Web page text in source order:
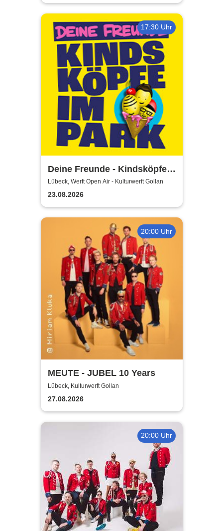
17:30 Uhr
Deine Freunde - Kindsköpfe
im Park - Open Air 2026
Lübeck, Werft Open Air - Kulturwerft Gollan
23.08.2026
20:00 Uhr
MEUTE - JUBEL 10 Years
Lübeck, Kulturwerft Gollan
27.08.2026
20:00 Uhr